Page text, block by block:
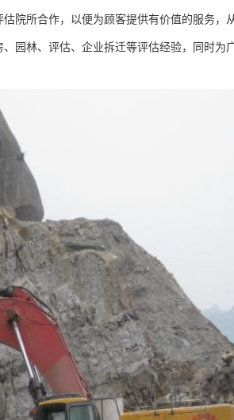
院所合作，以便为顾客提供有价值的服务，
园林、评估、企业拆迁等评估经验，同时为